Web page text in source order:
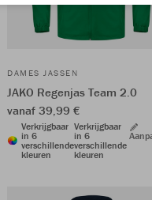
DAMES JASSEN
JAKO Regenjas Team 2.0
vanaf 39,99 €
Verkrijgbaar
in 6
verschillende
kleuren
Verkrijgbaar
in 6
verschillende
kleuren